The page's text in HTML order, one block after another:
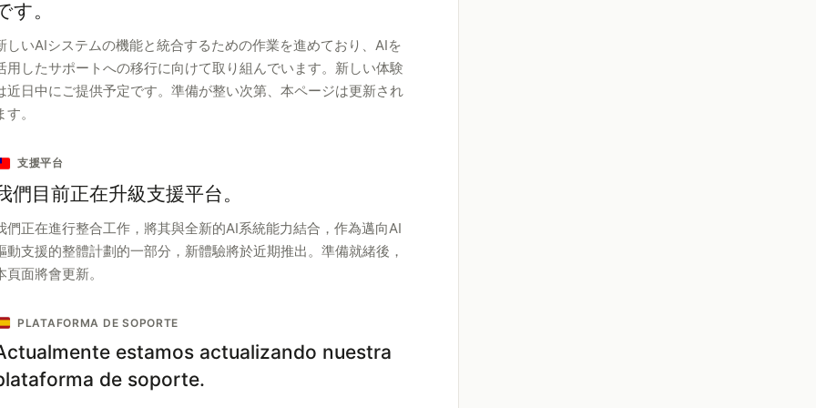
す。
しいAIシステムの機能と統合するための作業を進めており、AIを
用したサポートへの移行に向けて取り組んでいます。新しい体験
近日中にご提供予定です。準備が整い次第、本ページは更新され
す。
支援平台
們目前正在升級支援平台。
們正在進行整合工作，將其與全新的AI系統能力結合，作為邁向AI
動支援的整體計劃的一部分，新體驗將於近期推出。準備就緒後，
頁面將會更新。
PLATAFORMA DE SOPORTE
estamos actualizando nuestra
de soporte.